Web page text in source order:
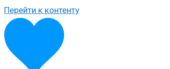
Перейти к контенту